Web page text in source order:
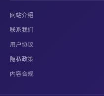
网站介绍
联系我们
用户协议
隐私政策
内容合规